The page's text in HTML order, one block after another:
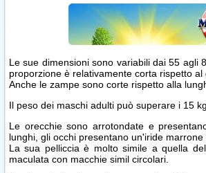
Le sue dimensioni sono variabili dai 55 agli
proporzione è relativamente corta rispetto al
Anche le zampe sono corte rispetto alla
Il peso dei maschi adulti può superare i 15
Le orecchie sono arrotondate e
lunghi, gli occhi presentano un'iride
La sua pelliccia è molto simile a quella
maculata con macchie simil circolari.